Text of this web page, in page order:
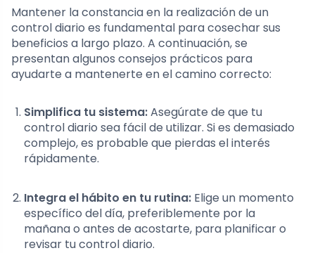
Mantener la constancia en la realización de un
control diario es fundamental para cosechar sus
beneficios a largo plazo. A continuación, se
presentan algunos consejos prácticos para
ayudarte a mantenerte en el camino correcto:
Simplifica tu sistema:Asegúrate de que tu
control diario sea fácil de utilizar. Si es demasiado
complejo, es probable que pierdas el interés
rápidamente.
Integra el hábito en tu rutina: Elige un momento
específico del día, preferiblemente por la
mañana o antes de acostarte, para planificar o
revisar tu control diario.